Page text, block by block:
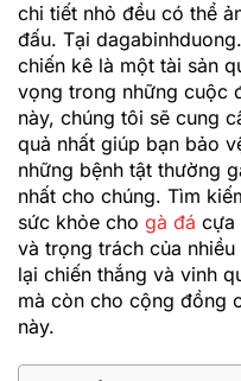
chi tiết nhỏ đều có thể
đấu. Tại
chiến kê là một tài sản
vọng trong những cuộc
này, chúng tôi sẽ cung
quả nhất giúp bạn bảo
những bệnh tật thường
nhất cho chúng. Tìm
sức khỏe cho gà đá cựa
và trọng trách của
lại chiến thắng và vinh
mà còn cho cộng đồng
này.